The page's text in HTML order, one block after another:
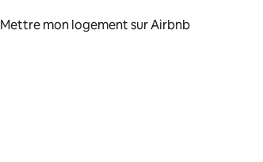
Mettre mon logement sur Airbnb